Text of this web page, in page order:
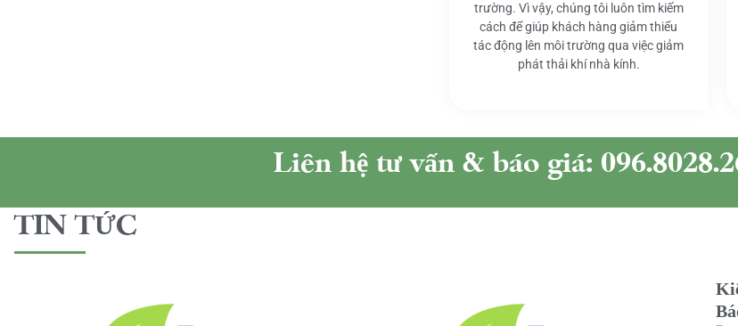
trường. Vì vậy, chúng tôi luôn tìm kiếm
cách để giúp khách hàng giảm thiểu
tác động lên môi trường qua việc giảm
phát thải khí nhà kính.
Liên hệ tư vấn & báo giá:
TIN TỨC